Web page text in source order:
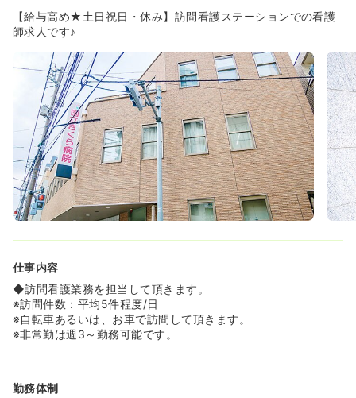
【給与高め★土日祝日・休み】訪問看護ステーションでの看護
師求人です♪
仕事内容
◆訪問看護業務を担当して頂きます。
※訪問件数：平均5件程度/日
※自転車あるいは、お車で訪問して頂きます。
※非常勤は週3～勤務可能です。
勤務体制